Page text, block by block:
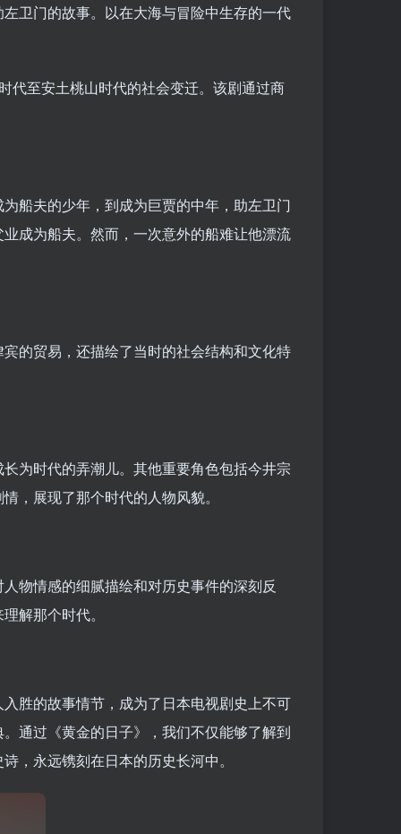
卫门的故事。以在大海与冒险中生存的一代
代至安土桃山时代的社会变迁。该剧通过商
船夫的少年，到成为巨贾的中年，助左卫门
成为船夫。然而，一次意外的船难让他漂流
的贸易，还描绘了当时的社会结构和文化特
为时代的弄潮儿。其他重要角色包括今井宗
，展现了那个时代的人物风貌。
物情感的细腻描绘和对历史事件的深刻反
解那个时代。
胜的故事情节，成为了日本电视剧史上不可
通过《黄金的日子》，我们不仅能够了解到
，永远镌刻在日本的历史长河中。